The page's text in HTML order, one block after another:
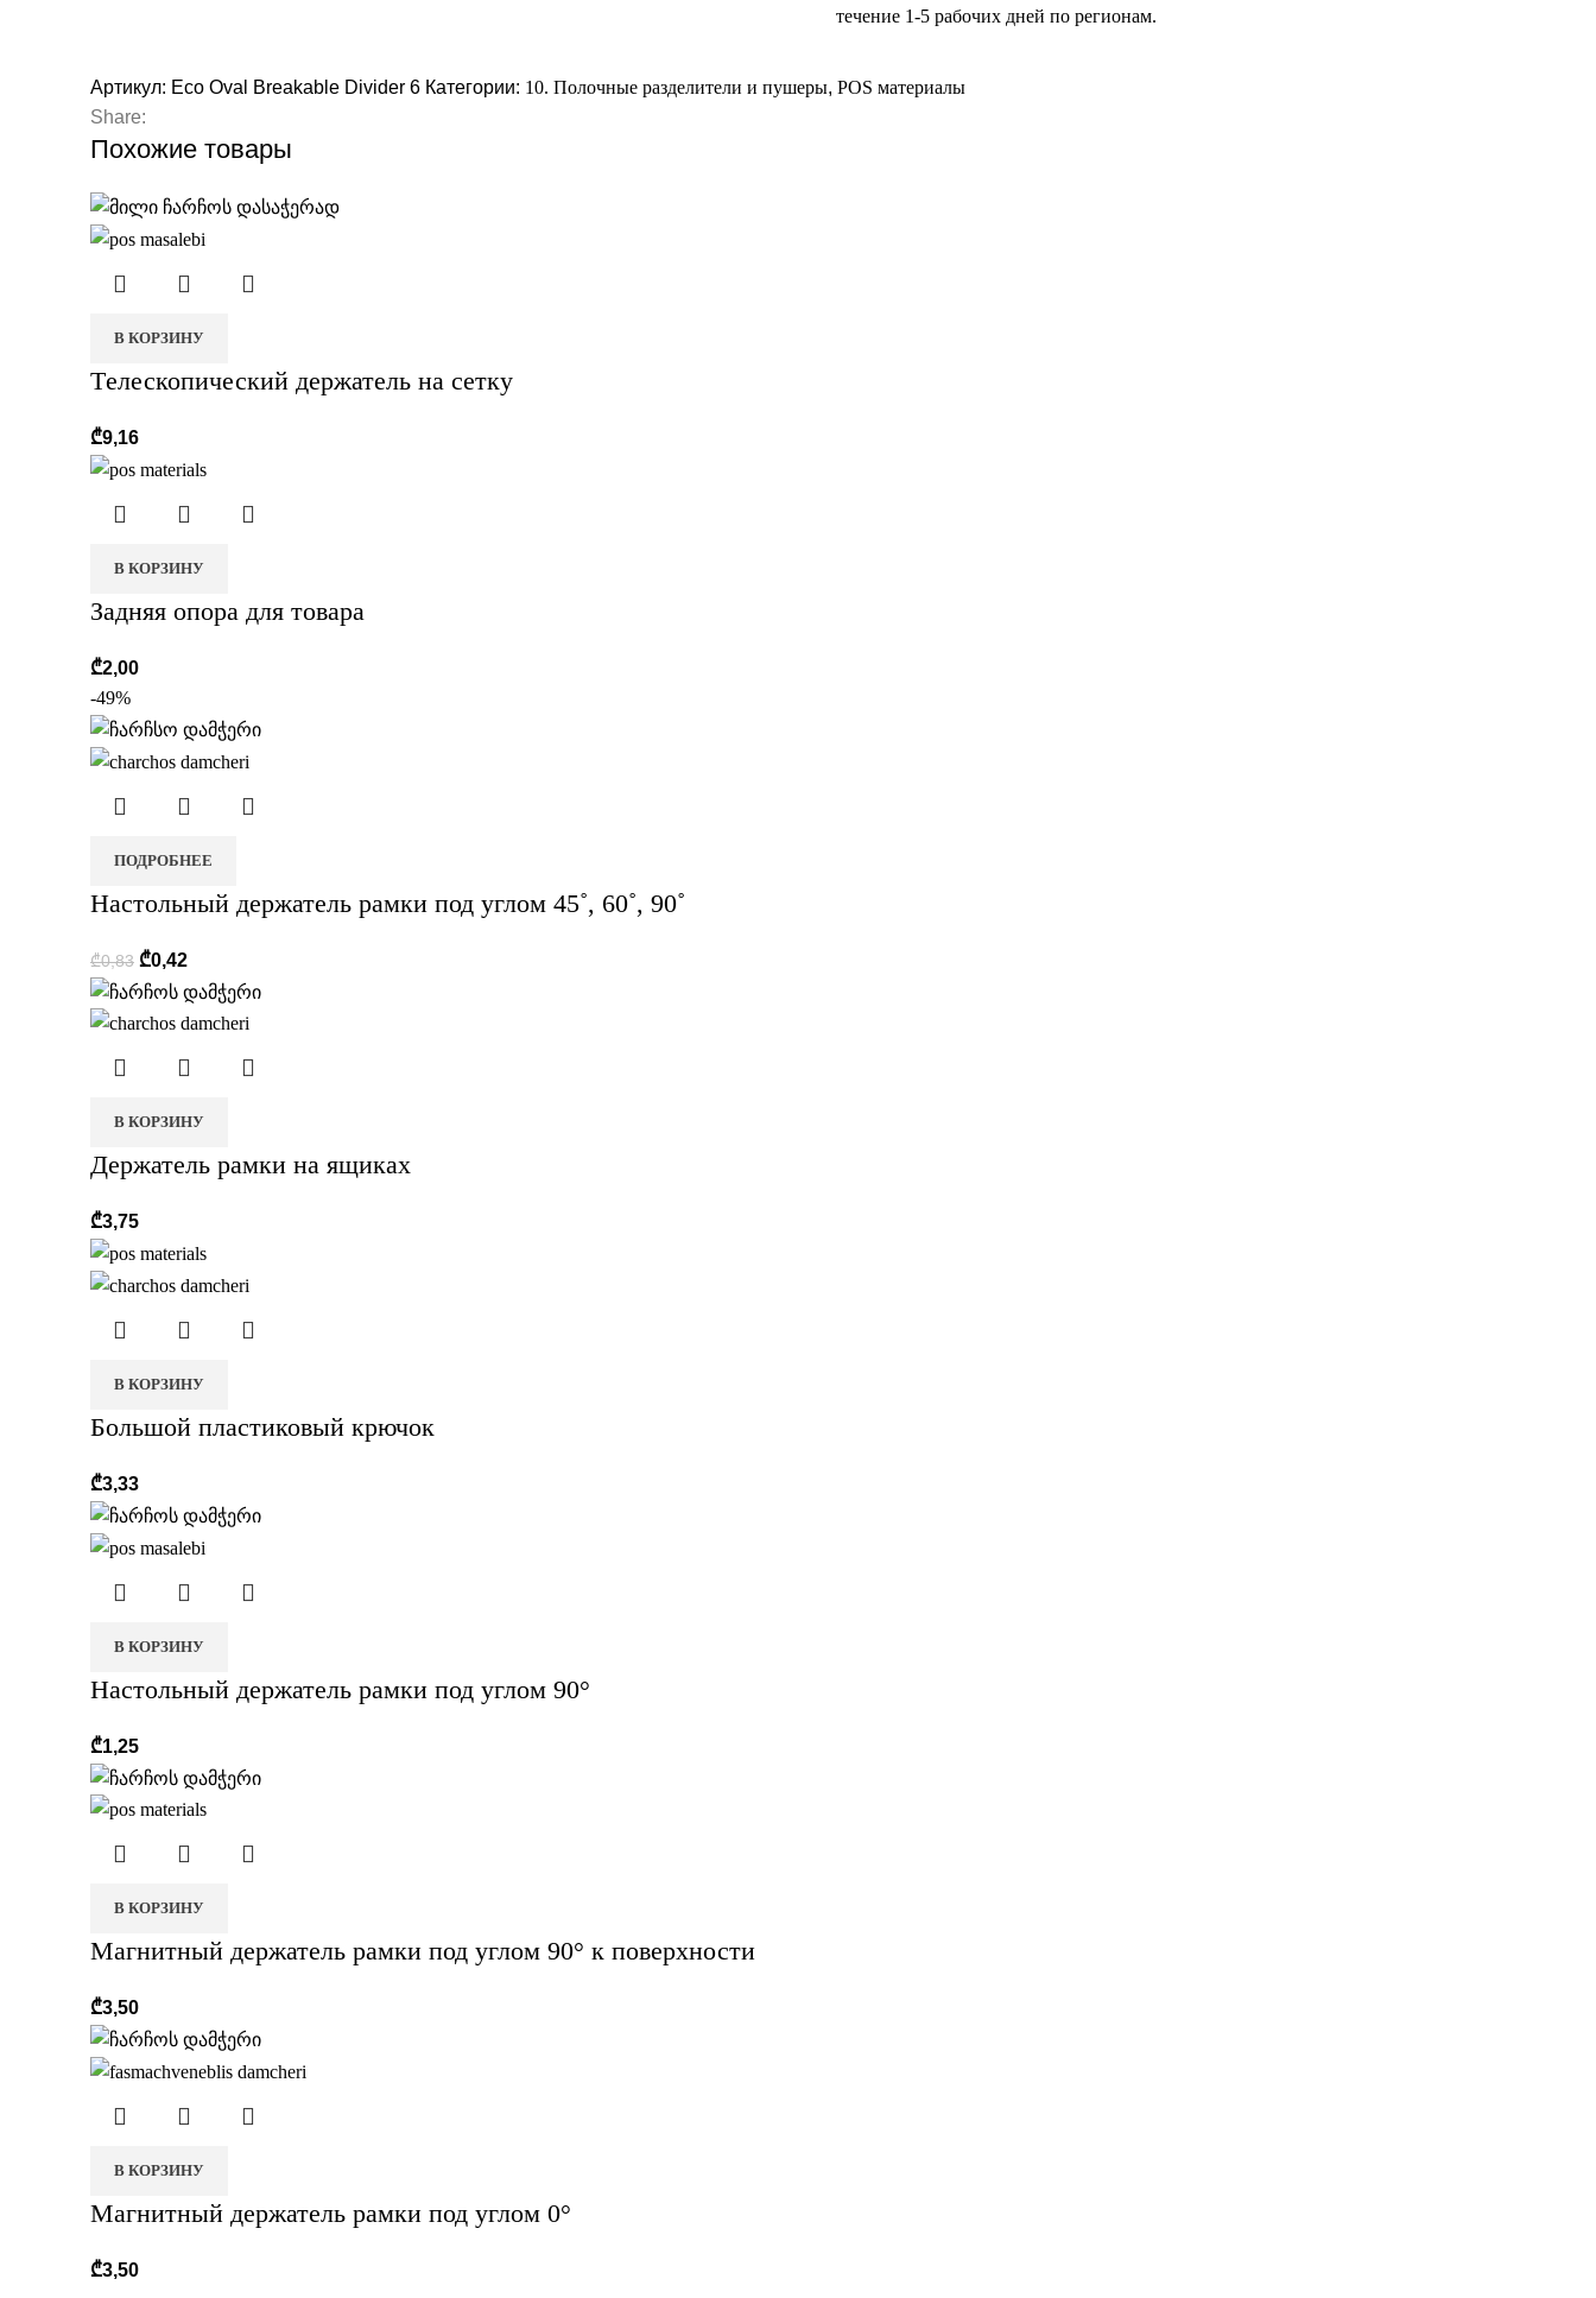
течение 1-5 рабочих дней по регионам.
Артикул: Eco Oval Breakable Divider 6 Категории: 10. Полочные разделители и пушеры, POS материалы
Share:
Похожие товары
В КОРЗИНУ
Tелескопический держатель на сетку
₾9,16
В КОРЗИНУ
Задняя опора для товара
₾2,00
-49%
ПОДРОБНЕЕ
Настольный держатель рамки под углом 45˚, 60˚, 90˚
₾0,83 ₾0,42
В КОРЗИНУ
Держатель рамки на ящиках
₾3,75
В КОРЗИНУ
Большой пластиковый крючок
₾3,33
В КОРЗИНУ
Настольный держатель рамки под углом 90°
₾1,25
В КОРЗИНУ
Магнитный держатель рамки под углом 90° к поверхности
₾3,50
В КОРЗИНУ
Магнитный держатель рамки под углом 0°
₾3,50